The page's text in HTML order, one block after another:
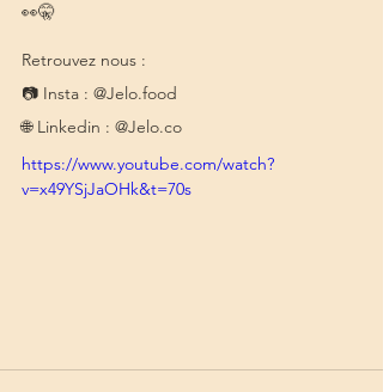
👀🤫
Retrouvez nous :
📷 Insta : @Jelo.food
🌐 Linkedin : @Jelo.co
https://www.youtube.com/watch?
v=x49YSjJaOHk&t=70s